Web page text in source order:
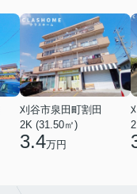
刈谷市泉田町割田
2K (31.50㎡)
3.4万円